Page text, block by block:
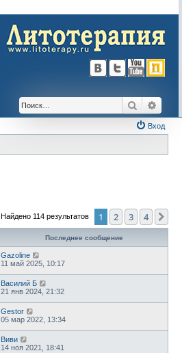
Поиск
Вход
Найдено 114 результатов 1 2 3 4
Последнее сообщение
Gazoline
11 май 2025, 10:17
Василий Б
21 янв 2024, 21:32
Gestor
05 мар 2022, 13:34
Виви
14 ноя 2021, 18:41